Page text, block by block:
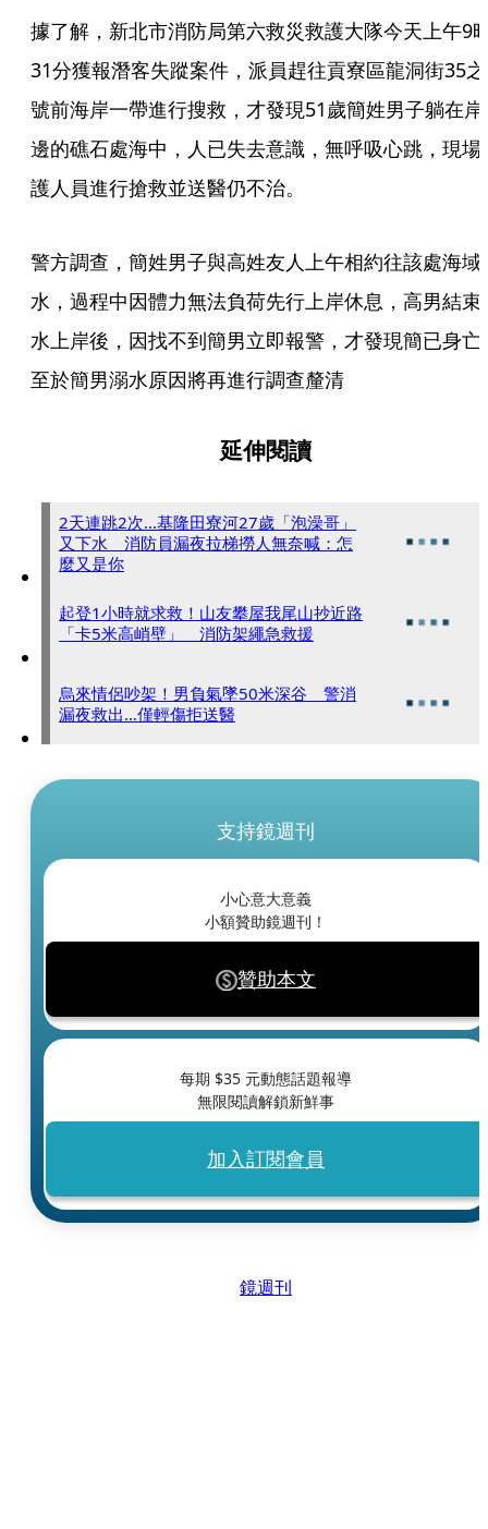
據了解，新北市消防局第六救災救護大隊今天上午9
31分獲報潛客失蹤案件，派員趕往貢寮區龍洞街35
號前海岸一帶進行搜救，才發現51歲簡姓男子躺在岸
邊的礁石處海中，人已失去意識，無呼吸心跳，現場
護人員進行搶救並送醫仍不治。
警方調查，簡姓男子與高姓友人上午相約往該處海域
水，過程中因體力無法負荷先行上岸休息，高男結束
水上岸後，因找不到簡男立即報警，才發現簡已身亡
至於簡男溺水原因將再進行調查釐清
延伸閱讀
2天連跳2次...基隆田寮河27歲「泡澡哥」
又下水 消防員漏夜拉梯撈人無奈喊：怎
麼又是你
起登1小時就求救！山友攀屋我尾山抄近路
「卡5米高峭壁」 消防架繩急救援
烏來情侶吵架！男負氣墜50米深谷 警消
漏夜救出…僅輕傷拒送醫
支持鏡週刊
小心意大意義
小額贊助鏡週刊！
贊助本文
每期 $35 元動態話題報導
無限閱讀解鎖新鮮事
加入訂閱會員
鏡週刊